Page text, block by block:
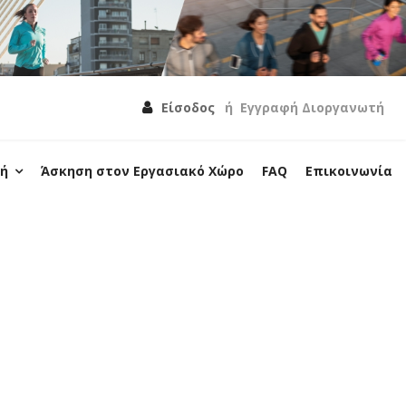
Είσοδος ή Εγγραφή Διοργανωτή
Άσκηση στον Εργασιακό Χώρο FAQ Επικοινωνία